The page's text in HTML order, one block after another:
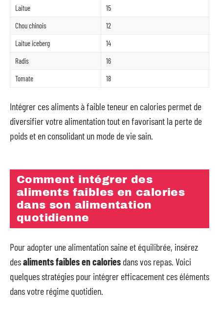
Laitue
15
Chou chinois
12
Laitue iceberg
14
Radis
16
Tomate
18
Intégrer ces aliments à faible teneur en calories permet de
diversifier votre alimentation tout en favorisant la perte de
poids et en consolidant un mode de vie sain.
Comment intégrer des
aliments faibles en calories
dans son alimentation
quotidienne
Pour adopter une alimentation saine et équilibrée, insérez
desaliments faibles en calories dans vos repas. Voici
quelques stratégies pour intégrer efficacement ces éléments
dans votre régime quotidien.